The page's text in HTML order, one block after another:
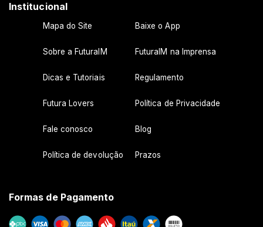
Institucional
Mapa do Site Baixe o App
Sobre a FuturaIM FuturaIM na Imprensa
Dicas e Tutoriais Regulamento
Futura Lovers Política de Privacidade
Fale conosco Blog
Política de devolução Prazos
Formas de Pagamento